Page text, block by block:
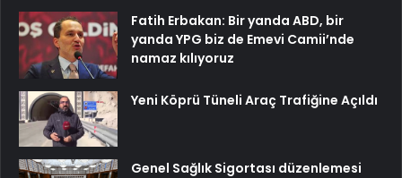
Fatih Erbakan: Bir yanda ABD, bir
yanda YPG biz de Emevi Camii’nde
namaz kılıyoruz
Yeni Köprü Tüneli Araç Trafiğine Açıldı
Genel Sağlık Sigortası düzenlemesi